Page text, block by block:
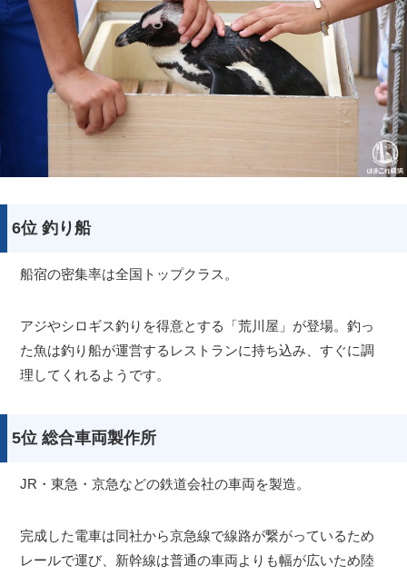
6位 釣り船
船宿の密集率は全国トップクラス。
アジやシロギス釣りを得意とする「荒川屋」が登場。釣っ
た魚は釣り船が運営するレストランに持ち込み、すぐに調
理してくれるようです。
5位 総合車両製作所
JR・東急・京急などの鉄道会社の車両を製造。
完成した電車は同社から京急線で線路が繋がっているため
レールで運び、新幹線は普通の車両よりも幅が広いため陸